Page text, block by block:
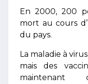
En 2000, 200
mort au cours
du pays.
La maladie à
mais des